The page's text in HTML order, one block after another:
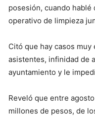
posesión, cuando hablé
operativo de limpieza
Citó que hay casos
asistentes, infinidad de
ayuntamiento y le
Reveló que entre
millones de pesos, de